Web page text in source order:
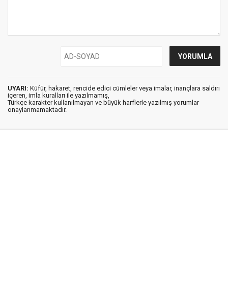
UYARI: Küfür, hakaret, rencide edici cümleler veya imalar, inançlara saldırı
içeren, imla kuralları ile yazılmamış,
Türkçe karakter kullanılmayan ve büyük harflerle yazılmış yorumlar
onaylanmamaktadır.